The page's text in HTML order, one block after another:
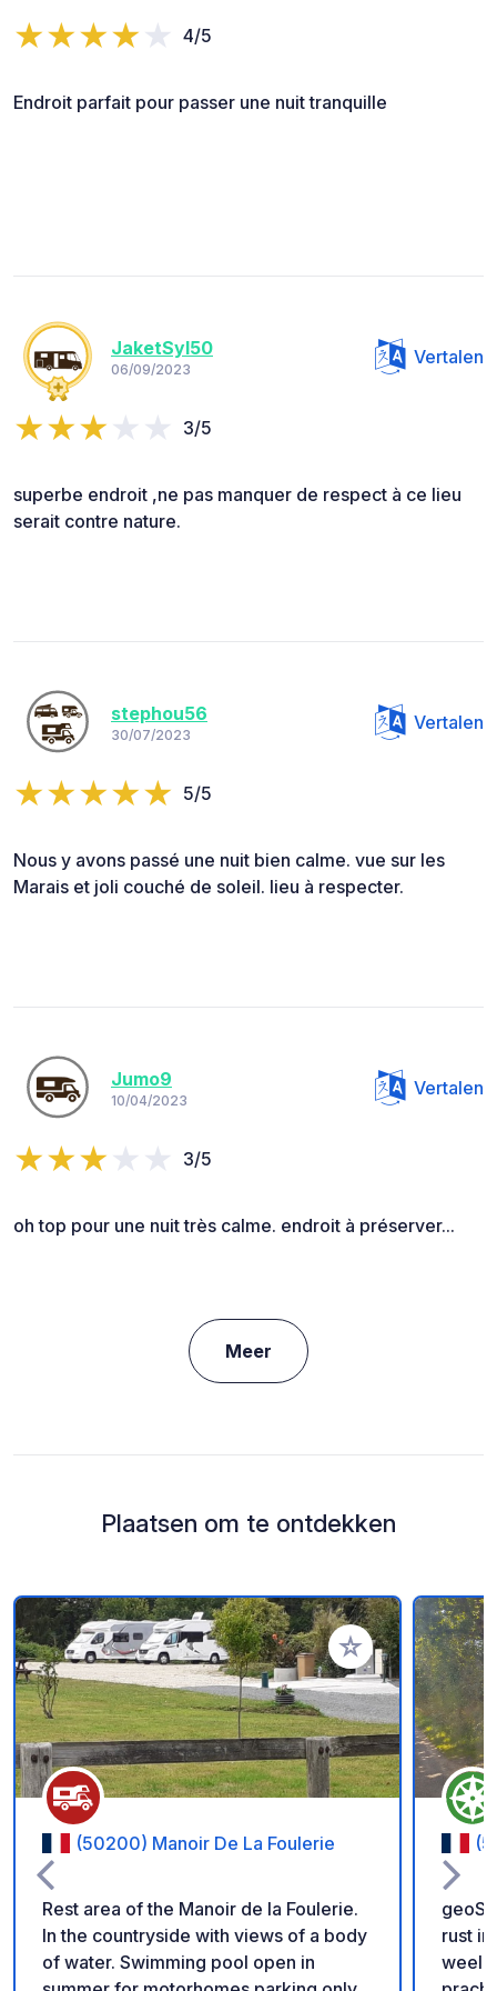
4/5
Endroit parfait pour passer une nuit tranquille
JaketSyl50
06/09/2023
Vertalen
3/5
superbe endroit ,ne pas manquer de respect à ce lieu
serait contre nature.
stephou56
30/07/2023
Vertalen
5/5
Nous y avons passé une nuit bien calme. vue sur les
Marais et joli couché de soleil. lieu à respecter.
Jumo9
10/04/2023
Vertalen
3/5
oh top pour une nuit très calme. endroit à préserver...
Meer
Plaatsen om te ontdekken
Voeg toe aan je
(50200) Manoir De La Foulerie
Rest area of the Manoir de la Foulerie.
In the countryside with views of a body
of water. Swimming pool open in
rust